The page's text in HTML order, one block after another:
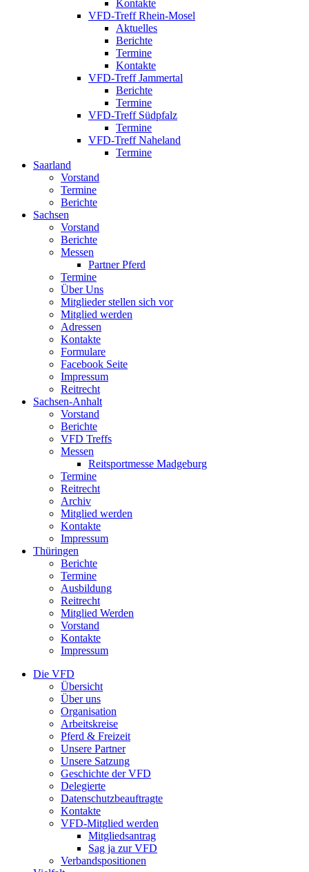
Kontakte
VFD-Treff Rhein-Mosel
Aktuelles
Berichte
Termine
Kontakte
VFD-Treff Jammertal
Berichte
Termine
VFD-Treff Südpfalz
Termine
VFD-Treff Naheland
Termine
Saarland
Vorstand
Termine
Berichte
Sachsen
Vorstand
Berichte
Messen
Partner Pferd
Termine
Über Uns
Mitglieder stellen sich vor
Mitglied werden
Adressen
Kontakte
Formulare
Facebook Seite
Impressum
Reitrecht
Sachsen-Anhalt
Vorstand
Berichte
VFD Treffs
Messen
Reitsportmesse Madgeburg
Termine
Reitrecht
Archiv
Mitglied werden
Kontakte
Impressum
Thüringen
Berichte
Termine
Ausbildung
Reitrecht
Mitglied Werden
Vorstand
Kontakte
Impressum
Die VFD
Übersicht
Über uns
Organisation
Arbeitskreise
Pferd & Freizeit
Unsere Partner
Unsere Satzung
Geschichte der VFD
Delegierte
Datenschutzbeauftragte
Kontakte
VFD-Mitglied werden
Mitgliedsantrag
Sag ja zur VFD
Verbandspositionen